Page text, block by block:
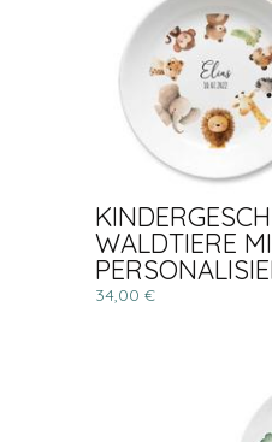
WALDTIERE
34,00 €